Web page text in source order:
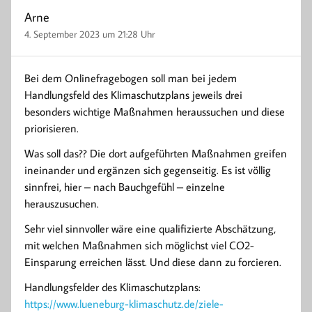
Arne
4. September 2023 um 21:28 Uhr
Bei dem Onlinefragebogen soll man bei jedem
Handlungsfeld des Klimaschutzplans jeweils drei
besonders wichtige Maßnahmen heraussuchen und diese
priorisieren.
Was soll das?? Die dort aufgeführten Maßnahmen greifen
ineinander und ergänzen sich gegenseitig. Es ist völlig
sinnfrei, hier – nach Bauchgefühl – einzelne
herauszusuchen.
Sehr viel sinnvoller wäre eine qualifizierte Abschätzung,
mit welchen Maßnahmen sich möglichst viel CO2-
Einsparung erreichen lässt. Und diese dann zu forcieren.
Handlungsfelder des Klimaschutzplans:
https://www.lueneburg-klimaschutz.de/ziele-